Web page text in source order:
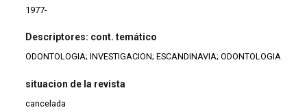
1977-
Descriptores: cont. temático
ODONTOLOGIA; INVESTIGACION; ESCANDINAVIA; ODONTOLOGIA
situacion de la revista
cancelada